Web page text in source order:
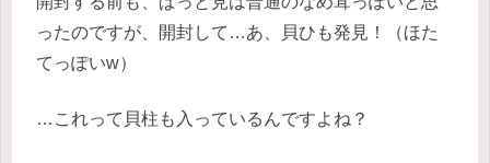
ったのですが、開封して…あ、貝ひも発見！（ほた
てっぽいw）
…これって貝柱も入っているんですよね？